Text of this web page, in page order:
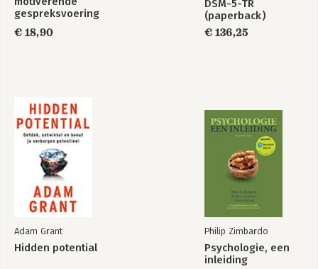
Innerlijke kracht
DRIVE: Train je
stoïcijnse mindset
gespreksvoering
€ 18,90
DSM-5-TR
(paperback)
€ 136,25
Adam Grant
Hidden potential
Philip Zimbardo
Psychologie, een
inleiding